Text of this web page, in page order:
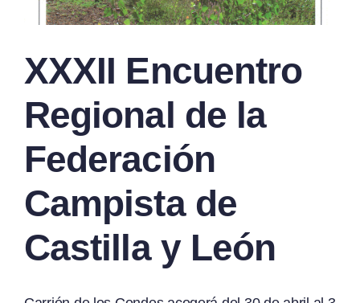
XXXII Encuentro
Regional de la
Federación
Campista de
Castilla y León